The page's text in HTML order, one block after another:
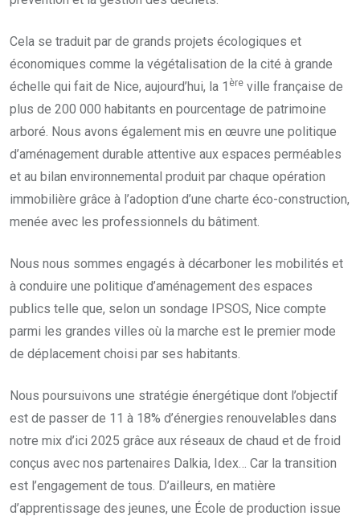
Cela se traduit par de grands projets écologiques et
économiques comme la végétalisation de la cité à grande
échelle qui fait de Nice, aujourd’hui, la 1 ère ville française de
plus de 200 000 habitants en pourcentage de patrimoine
arboré. Nous avons également mis en œuvre une politique
d’aménagement durable attentive aux espaces perméables
et au bilan environnemental produit par chaque opération
immobilière grâce à l’adoption d’une charte éco-construction,
menée avec les professionnels du bâtiment.
Nous nous sommes engagés à décarboner les mobilités et
à conduire une politique d’aménagement des espaces
publics telle que, selon un sondage IPSOS, Nice compte
parmi les grandes villes où la marche est le premier mode
de déplacement choisi par ses habitants.
Nous poursuivons une stratégie énergétique dont l’objectif
est de passer de 11 à 18% d’énergies renouvelables dans
notre mix d’ici 2025 grâce aux réseaux de chaud et de froid
conçus avec nos partenaires Dalkia, Idex… Car la transition
est l’engagement de tous. D’ailleurs, en matière
d’apprentissage des jeunes, une École de production issue